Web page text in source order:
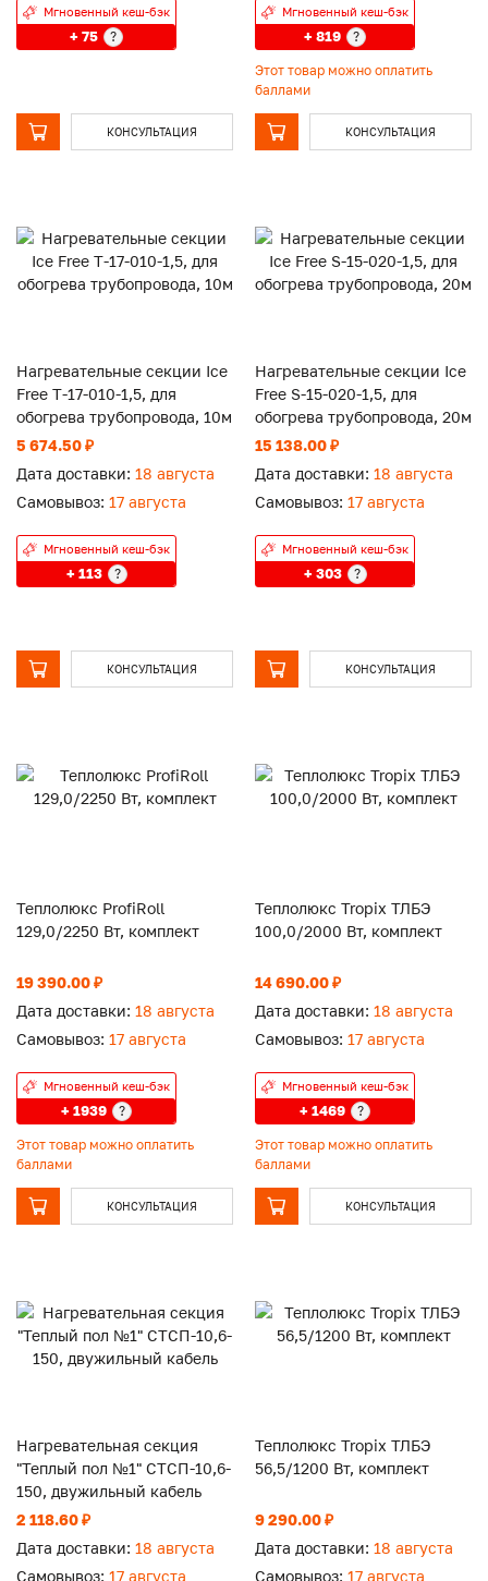
Мгновенный кеш-бэк
+ 75 ?
КОНСУЛЬТАЦИЯ
Мгновенный кеш-бэк
+ 819 ?
Этот товар можно оплатить
баллами
КОНСУЛЬТАЦИЯ
Нагревательные секции Ice
Free Т-17-010-1,5, для
обогрева трубопровода, 10м
5 674.50 ₽
Дата доставки: 18 августа
Самовывоз: 17 августа
Мгновенный кеш-бэк
+ 113 ?
КОНСУЛЬТАЦИЯ
Нагревательные секции Ice
Free S-15-020-1,5, для
обогрева трубопровода, 20м
15 138.00 ₽
Дата доставки: 18 августа
Самовывоз: 17 августа
Мгновенный кеш-бэк
+ 303 ?
КОНСУЛЬТАЦИЯ
Теплолюкс ProfiRoll
129,0/2250 Вт, комплект
19 390.00 ₽
Дата доставки: 18 августа
Самовывоз: 17 августа
Мгновенный кеш-бэк
+ 1939 ?
Этот товар можно оплатить
баллами
КОНСУЛЬТАЦИЯ
Теплолюкс Tropix ТЛБЭ
100,0/2000 Вт, комплект
14 690.00 ₽
Дата доставки: 18 августа
Самовывоз: 17 августа
Мгновенный кеш-бэк
+ 1469 ?
Этот товар можно оплатить
баллами
КОНСУЛЬТАЦИЯ
Нагревательная секция
"Теплый пол №1" СТСП-10,6-
150, двужильный кабель
2 118.60 ₽
Дата доставки: 18 августа
Самовывоз: 17 августа
Теплолюкс Tropix ТЛБЭ
56,5/1200 Вт, комплект
9 290.00 ₽
Дата доставки: 18 августа
Самовывоз: 17 августа